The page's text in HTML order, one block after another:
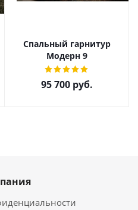
Спальный гарнитур
Модерн 9
95 700 руб.